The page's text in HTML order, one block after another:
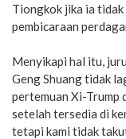
Tiongkok jika ia tidak
pembicaraan
Menyikapi hal itu,
Geng Shuang tidak
pertemuan Xi-Trump
setelah tersedia di
tetapi kami tidak